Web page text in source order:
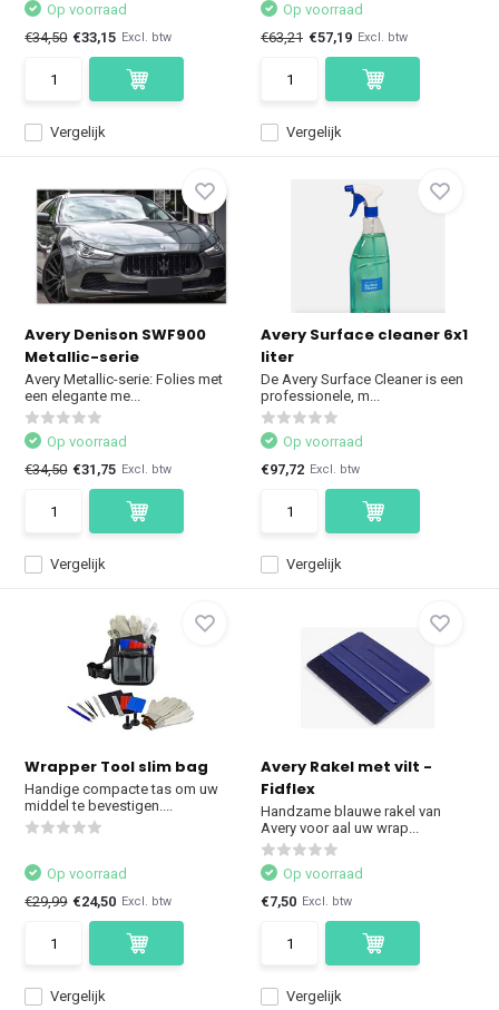
Vergelijk
Op voorraad
€34,50 €33,15 Excl. btw
Vergelijk
Op voorraad
€63,21 €57,19 Excl. btw
Avery Denison SWF900
Metallic-serie
Avery Metallic-serie: Folies met
een elegante me...
Vergelijk
Op voorraad
€34,50 €31,75 Excl. btw
Avery Surface cleaner 6x1
liter
De Avery Surface Cleaner is een
professionele, m...
Vergelijk
Op voorraad
€97,72 Excl. btw
Wrapper Tool slim bag
Handige compacte tas om uw
middel te bevestigen....
Vergelijk
Op voorraad
€29,99 €24,50 Excl. btw
Avery Rakel met vilt -
Fidflex
Handzame blauwe rakel van
Avery voor aal uw wrap...
Vergelijk
Op voorraad
€7,50 Excl. btw